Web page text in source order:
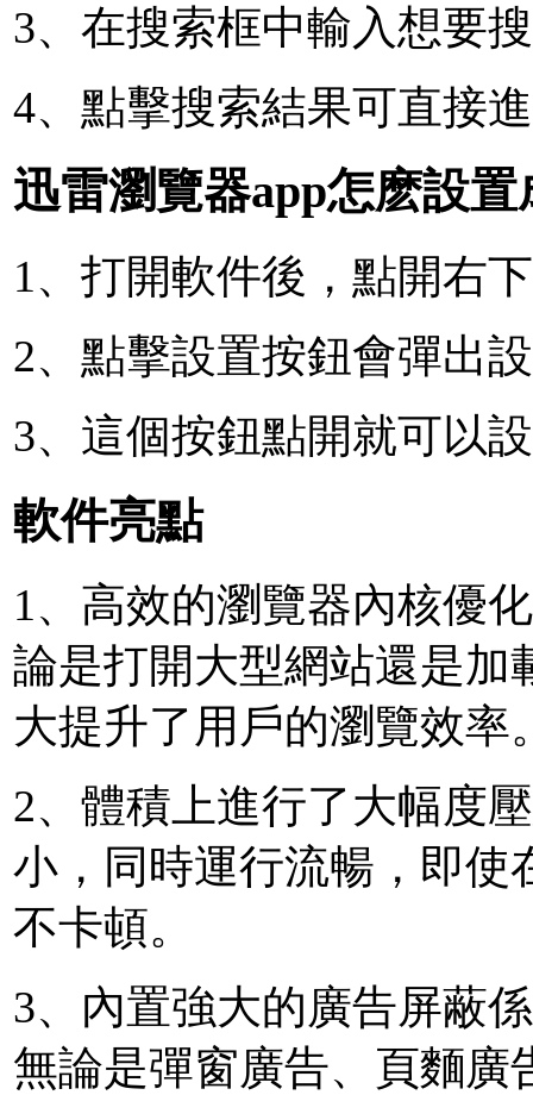
3、在搜索框中輸入想要
4、點擊搜索結果可直接
迅雷瀏覽器app怎麽設
1、打開軟件後，點開右
2、點擊設置按鈕會彈出
3、這個按鈕點開就可以
軟件亮點
1、高效的瀏覽器內核優
論是打開大型網站還是加
大提升了用戶的瀏覽效率
2、體積上進行了大幅度
小，同時運行流暢，即使
不卡頓。
3、內置強大的廣告屏蔽
無論是彈窗廣告、頁麵廣